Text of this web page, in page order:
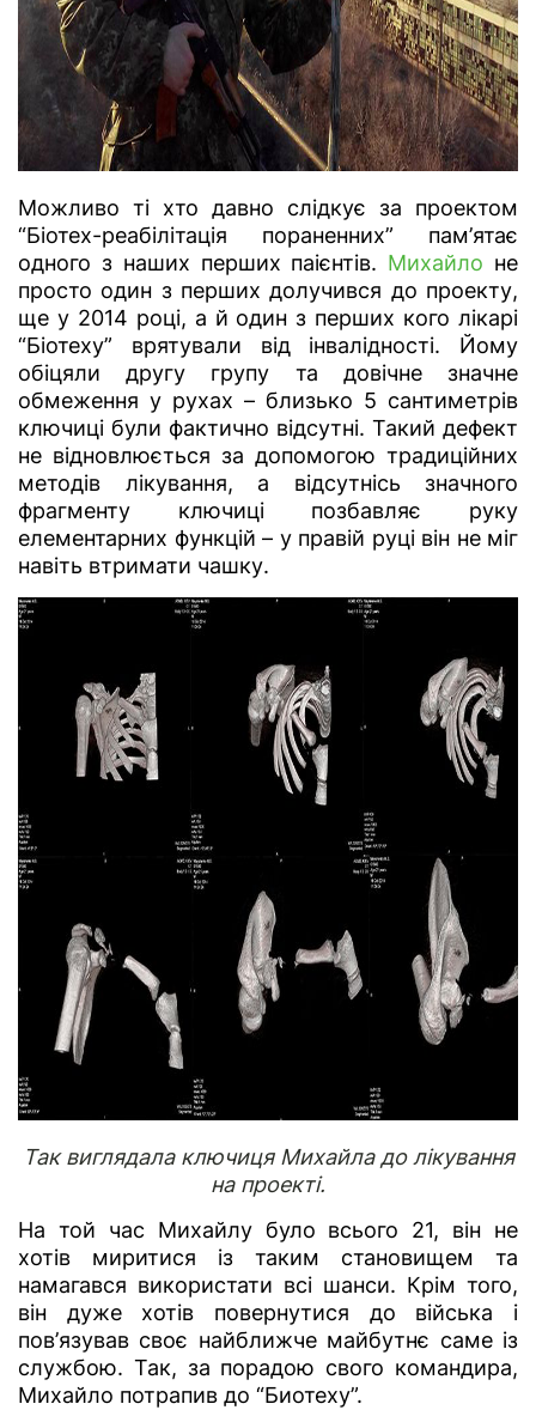
Можливо ті хто давно слідкує за проектом
“Біотех-реабілітація пораненних” пам’ятає
одного з наших перших паієнтів. Михайло не
просто один з перших долучився до проекту,
ще у 2014 році, а й один з перших кого лікарі
“Біотеху” врятували від інвалідності. Йому
обіцяли другу групу та довічне значне
обмеження у рухах – близько 5 сантиметрів
ключиці були фактично відсутні. Такий дефект
не відновлюється за допомогою традиційних
методів лікування, а відсутнісь значного
фрагменту ключиці позбавляє руку
елементарних функцій – у правій руці він не міг
навіть втримати чашку.
Так виглядала ключиця Михайла до лікування
на проекті.
На той час Михайлу було всього 21, він не
хотів миритися із таким становищем та
намагався використати всі шанси. Крім того,
він дуже хотів повернутися до війська і
пов’язував своє найближче майбутнє саме із
службою. Так, за порадою свого командира,
Михайло потрапив до “Биотеху”.